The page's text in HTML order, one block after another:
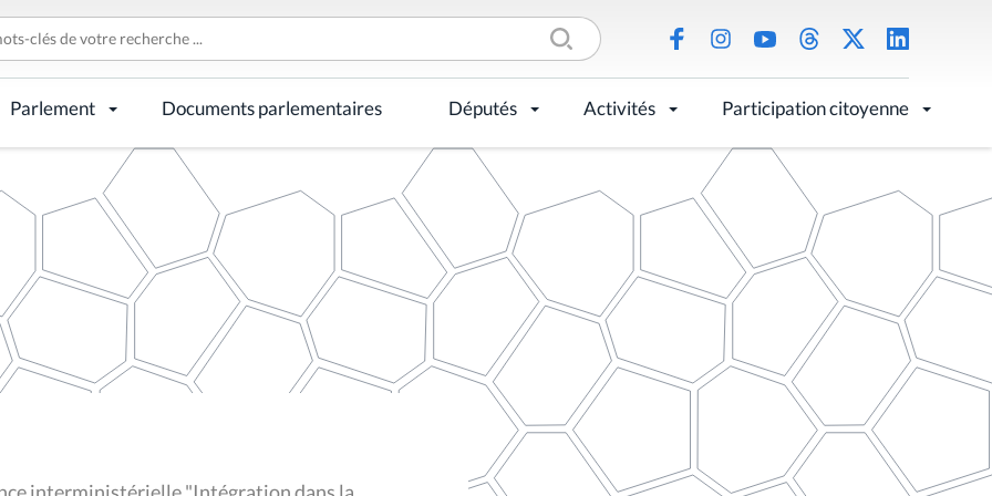
Parlement Documents parlementaires Députés Activités Participation citoyenne